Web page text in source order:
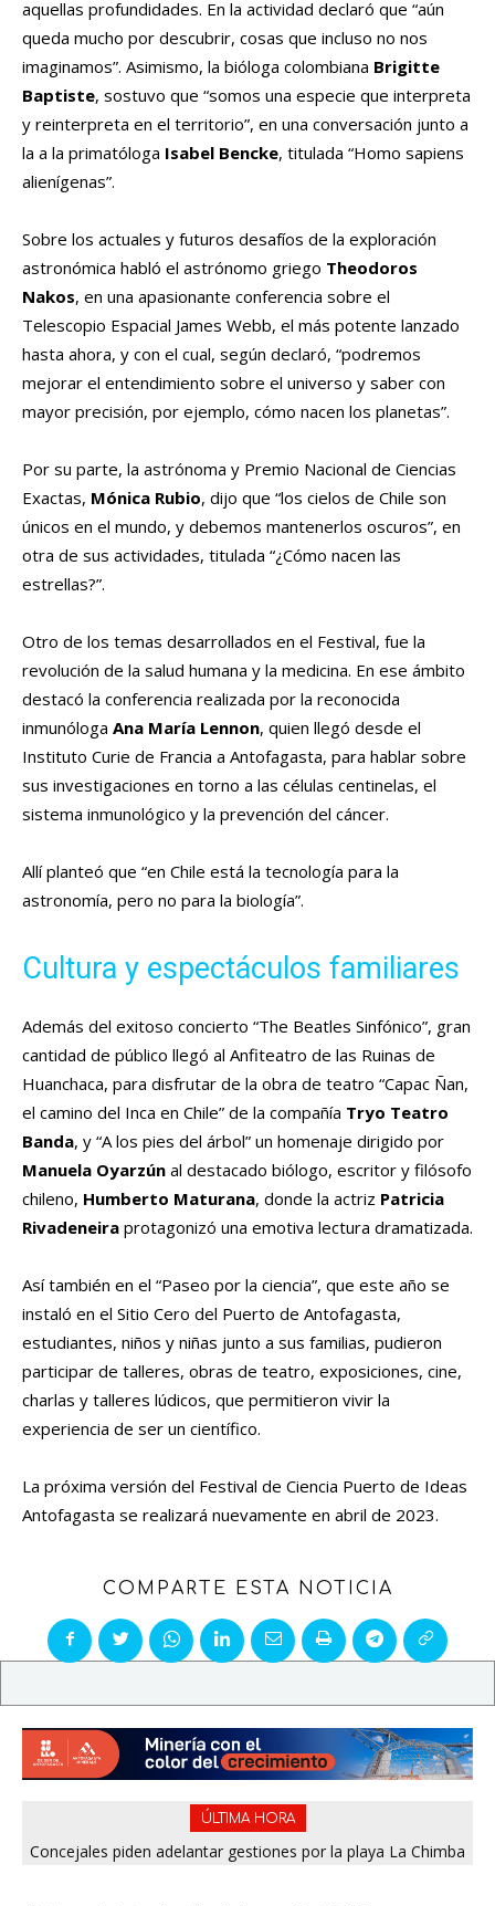
aquellas profundidades. En la actividad declaró que “aún
queda mucho por descubrir, cosas que incluso no nos
imaginamos”. Asimismo, la bióloga colombiana Brigitte
Baptiste, sostuvo que “somos una especie que interpreta
y reinterpreta en el territorio”, en una conversación junto a
la a la primatóloga Isabel Bencke, titulada “Homo sapiens
alienígenas”.
Sobre los actuales y futuros desafíos de la exploración
astronómica habló el astrónomo griego Theodoros
Nakos, en una apasionante conferencia sobre el
Telescopio Espacial James Webb, el más potente lanzado
hasta ahora, y con el cual, según declaró, “podremos
mejorar el entendimiento sobre el universo y saber con
mayor precisión, por ejemplo, cómo nacen los planetas”.
Por su parte, la astrónoma y Premio Nacional de Ciencias
Exactas, Mónica Rubio, dijo que “los cielos de Chile son
únicos en el mundo, y debemos mantenerlos oscuros”, en
otra de sus actividades, titulada “¿Cómo nacen las
estrellas?”.
Otro de los temas desarrollados en el Festival, fue la
revolución de la salud humana y la medicina. En ese ámbito
destacó la conferencia realizada por la reconocida
inmunóloga Ana María Lennon, quien llegó desde el
Instituto Curie de Francia a Antofagasta, para hablar sobre
sus investigaciones en torno a las células centinelas, el
sistema inmunológico y la prevención del cáncer.
Allí planteó que “en Chile está la tecnología para la
astronomía, pero no para la biología”.
Cultura y espectáculos familiares
Además del exitoso concierto “The Beatles Sinfónico”, gran
cantidad de público llegó al Anfiteatro de las Ruinas de
Huanchaca, para disfrutar de la obra de teatro “Capac Ñan,
el camino del Inca en Chile” de la compañía Tryo Teatro
Banda, y “A los pies del árbol” un homenaje dirigido por
Manuela Oyarzún al destacado biólogo, escritor y filósofo
chileno, Humberto Maturana, donde la actriz Patricia
Rivadeneira protagonizó una emotiva lectura dramatizada.
Así también en el “Paseo por la ciencia”, que este año se
instaló en el Sitio Cero del Puerto de Antofagasta,
estudiantes, niños y niñas junto a sus familias, pudieron
participar de talleres, obras de teatro, exposiciones, cine,
charlas y talleres lúdicos, que permitieron vivir la
experiencia de ser un científico.
La próxima versión del Festival de Ciencia Puerto de Ideas
Antofagasta se realizará nuevamente en abril de 2023.
COMPARTE ESTA NOTICIA